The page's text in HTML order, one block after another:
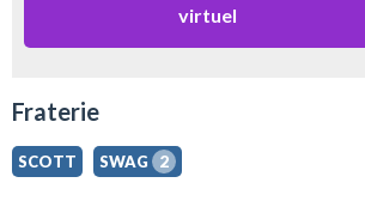
virtuel
Fraterie
SCOTT SWAG 2